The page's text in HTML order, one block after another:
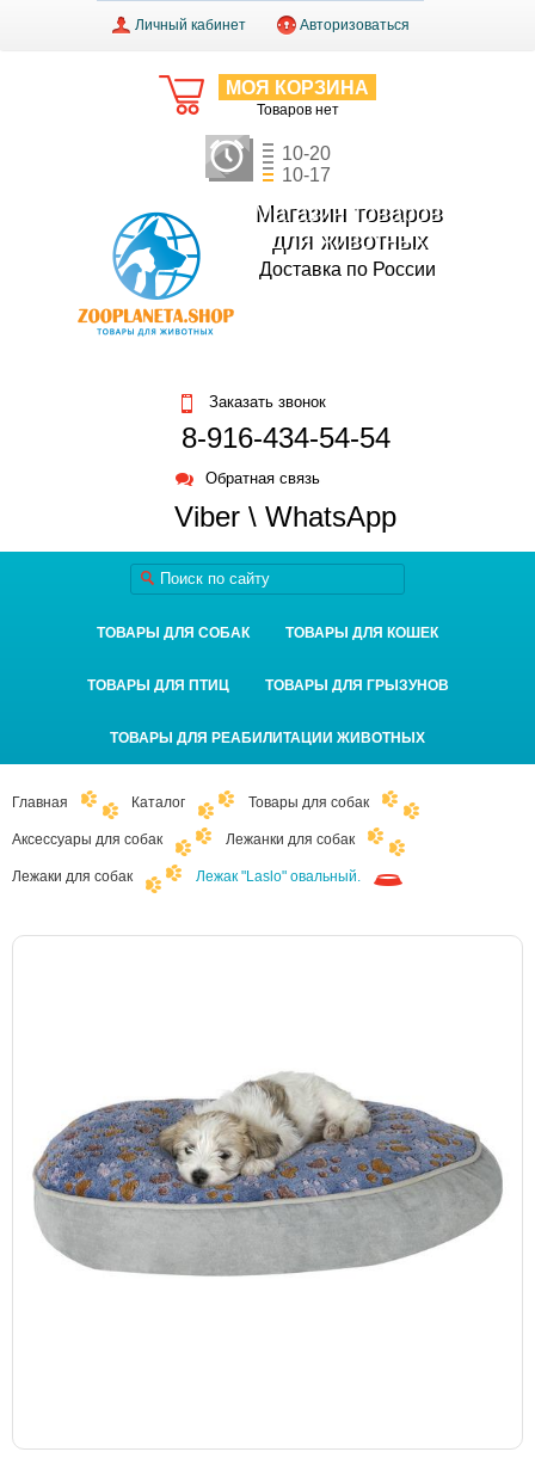
Личный кабинет Авторизоваться
МОЯ КОРЗИНА
Товаров нет
10-20
10-17
Магазин товаров
для животных
Доставка по России
Заказать звонок
8-916-434-54-54
Обратная связь
Viber \ WhatsApp
ТОВАРЫ ДЛЯ СОБАК ТОВАРЫ ДЛЯ КОШЕК
ТОВАРЫ ДЛЯ ПТИЦ ТОВАРЫ ДЛЯ ГРЫЗУНОВ
ТОВАРЫ ДЛЯ РЕАБИЛИТАЦИИ ЖИВОТНЫХ
Главная Каталог Товары для собак
Аксессуары для собак Лежанки для собак
Лежаки для собак Лежак "Laslo" овальный.